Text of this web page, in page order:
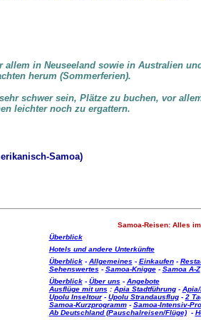
in Neuseeland sowie in Australien
herum (Sommerferien).
schwer sein, Plätze zu buchen, vor
leichter noch zu ergattern.
Samoa)
Samoa-Reisen: Alles
Überblick
Hotels und andere Unterkünfte
Überblick- Allgemeines - Einkaufen-
Sehenswertes - Samoa-Knigge- Samoa A-Z
Überblick- Über uns - Angebote
Ausflüge mit uns : Apia Stadtführung-
Upolu Inseltour- Upolu Strandausflug- 2
Samoa-Kurzprogramm- Samoa-Intensiv-
Ab Deutschland (Pauschalreisen/Flüge)-